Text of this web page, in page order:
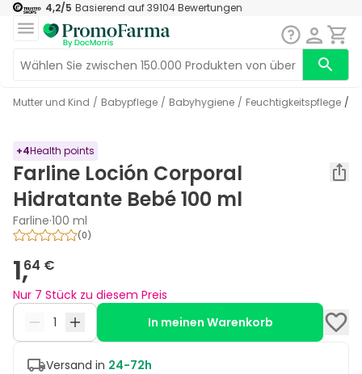
4,2/5 Basierend auf39104Bewertungen
Mutter und Kind / Babypflege / Babyhygiene / Feuchtigkeitspflege /
+4Health points
Farline Loción Corporal
Hidratante Bebé 100 ml
Farline·100 ml
(0)
1,64 €
Nur 7 Stück zu diesem Preis
In meinen Warenkorb
Versand in 24-72h